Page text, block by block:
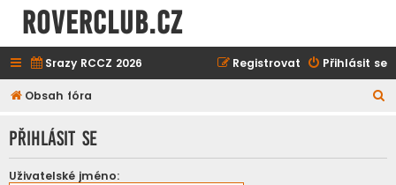
ROVERCLUB.cz
Srazy RCCZ 2026 Přihlásit se
Registrovat
Obsah fóra
d
Přihlásit se
Uživatelské jméno: